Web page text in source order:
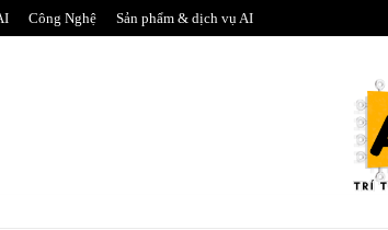
Công Nghệ Sản phẩm & dịch vụ AI